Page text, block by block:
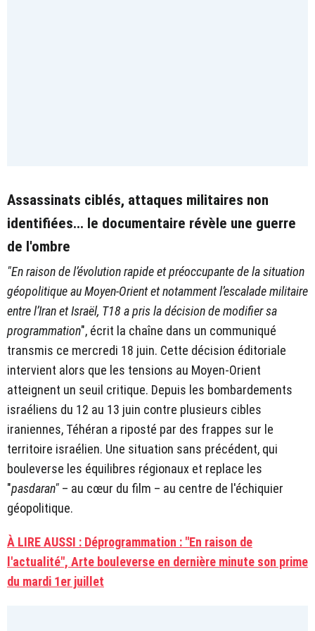
Assassinats ciblés, attaques militaires non
identifiées... le documentaire révèle une guerre
de l'ombre
"En raison de l’évolution rapide et préoccupante de la situation
géopolitique au Moyen-Orient et notamment l’escalade militaire
entre l’Iran et Israël, T18 a pris la décision de modifier sa
programmation", écrit la chaîne dans un communiqué
transmis ce mercredi 18 juin. Cette décision éditoriale
intervient alors que les tensions au Moyen-Orient
atteignent un seuil critique. Depuis les bombardements
israéliens du 12 au 13 juin contre plusieurs cibles
iraniennes, Téhéran a riposté par des frappes sur le
territoire israélien. Une situation sans précédent, qui
bouleverse les équilibres régionaux et replace les
"pasdaran" – au cœur du film – au centre de l'échiquier
géopolitique.
À LIRE AUSSI : Déprogrammation : "En raison de
l'actualité", Arte bouleverse en dernière minute son prime
du mardi 1er juillet